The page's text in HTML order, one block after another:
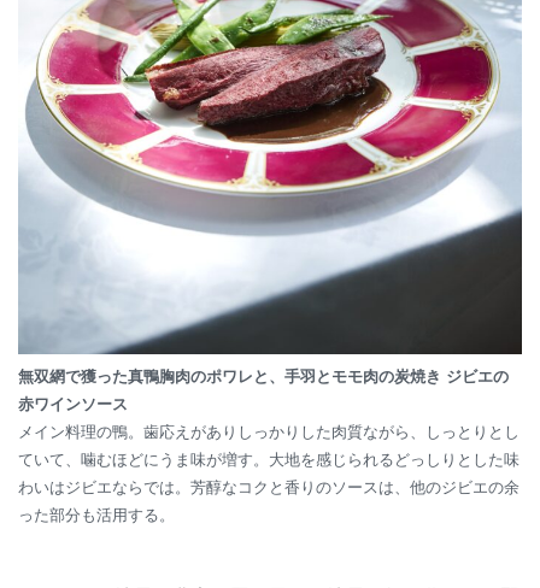
無双網で獲った真鴨胸肉のポワレと、手羽とモモ肉の炭焼き ジビエの
赤ワインソース
メイン料理の鴨。歯応えがありしっかりした肉質ながら、しっとりとし
ていて、噛むほどにうま味が増す。大地を感じられるどっしりとした味
わいはジビエならでは。芳醇なコクと香りのソースは、他のジビエの余
った部分も活用する。